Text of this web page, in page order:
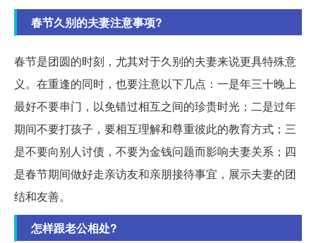
春节久别的夫妻注意事项?
春节是团圆的时刻，尤其对于久别的夫妻来说更具特殊意
义。在重逢的同时，也要注意以下几点：一是年三十晚上
最好不要串门，以免错过相互之间的珍贵时光；二是过年
期间不要打孩子，要相互理解和尊重彼此的教育方式；三
是不要向别人讨债，不要为金钱问题而影响夫妻关系；四
是春节期间做好走亲访友和亲朋接待事宜，展示夫妻的团
结和友善。
怎样跟老公相处?